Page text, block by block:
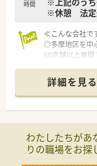
時間
※休憩 法定
≪こんな会社で
◎多摩地区を中
60店舗以上展開
しっかりと患者
≪ライフワーク
◎年間休日は
≪勉強会の充実
◎自社内に教育
詳細を見る
わたしたちがあ
りの職場をお探